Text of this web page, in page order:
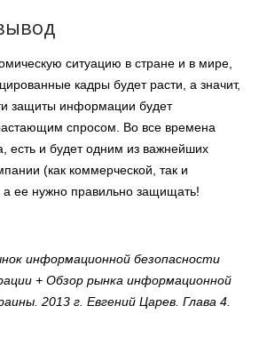
ситуацию в стране и в мире,
кадры будет расти, а значит,
защиты информации будет
спросом. Во все времена
есть и будет одним из важнейших
(как коммерческой, так и
а ее нужно правильно защищать!
информационной безопасности
+ Обзор рынка информационной
2013 г. Евгений Царев. Глава 4.